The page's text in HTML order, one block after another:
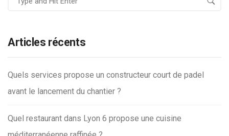
Articles récents
Quels services propose un constructeur court de padel
avant le lancement du chantier ?
Quel restaurant dans Lyon 6 propose une cuisine